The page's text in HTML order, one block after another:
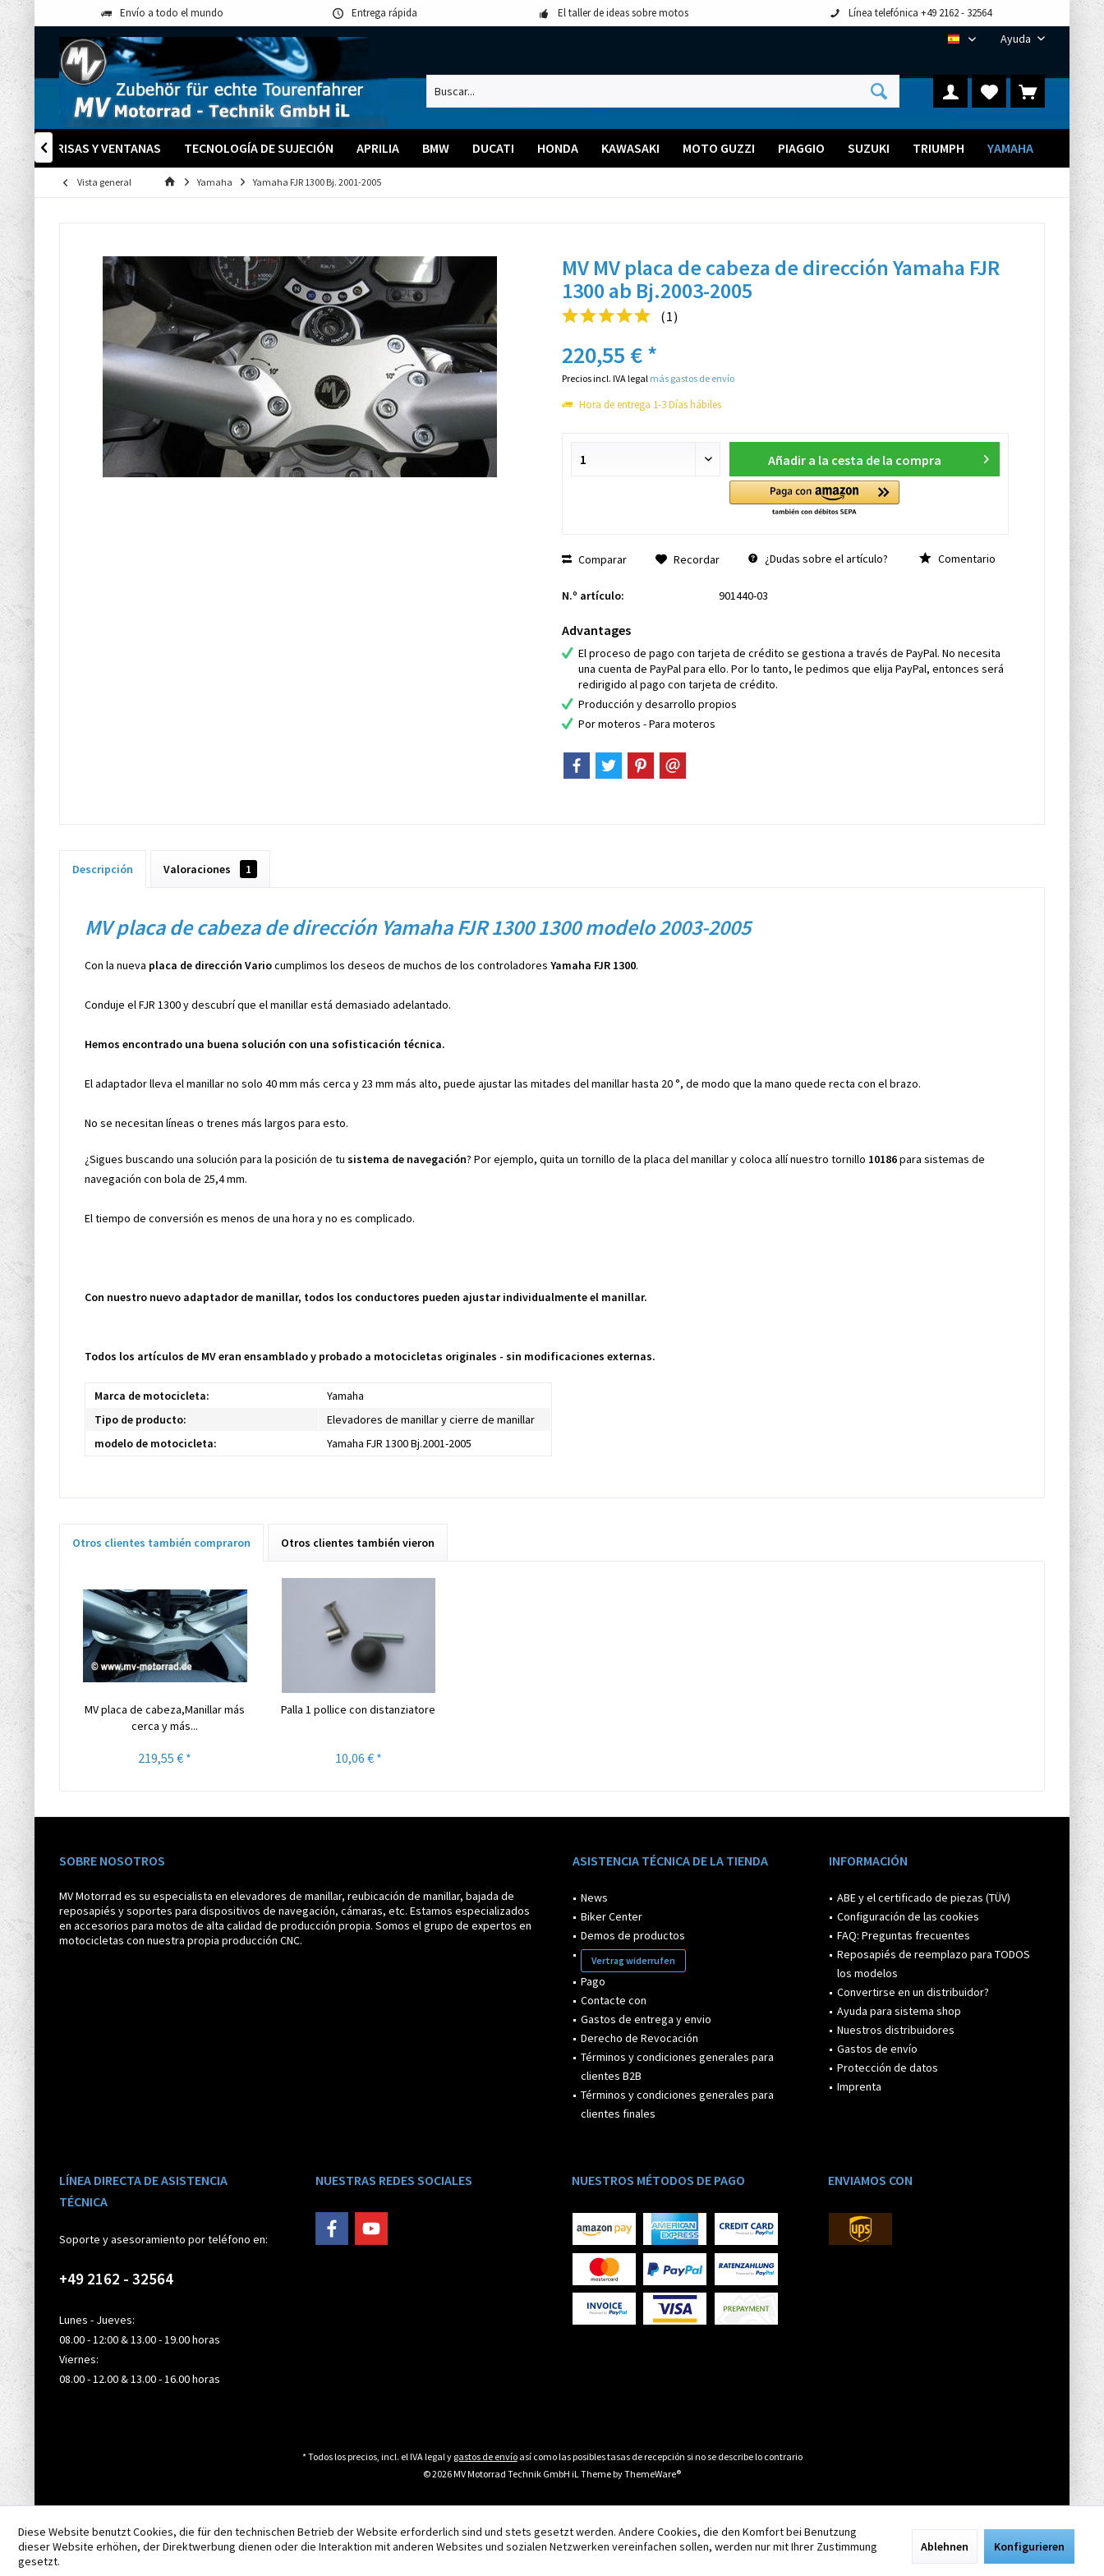
Envío a todo el mundo Entrega rápida El taller de ideas sobre motos Línea telefónica +49 2162 - 32564
ES Ayuda
PARABRISAS Y VENTANAS TECNOLOGÍA DE SUJECIÓN APRILIA BMW DUCATI HONDA KAWASAKI MOTO GUZZI PIAGGIO SUZUKI TRIUMPH YAMAHA

Vista general Yamaha Yamaha FJR 1300 Bj. 2001-2005
MV MV placa de cabeza de dirección Yamaha FJR
1300 ab Bj.2003-2005
(1)
220,55 € *
Precios incl. IVA legal más gastos de envío
Hora de entrega 1-3 Días hábiles
Añadir a la cesta de la compra
Comparar Recordar ¿Dudas sobre el artículo? Comentario
N.º artículo: 901440-03
Advantages
El proceso de pago con tarjeta de crédito se gestiona a través de PayPal. No necesita
una cuenta de PayPal para ello. Por lo tanto, le pedimos que elija PayPal, entonces será
redirigido al pago con tarjeta de crédito.
Producción y desarrollo propios
Por moteros - Para moteros
Descripción Valoraciones 1
MV placa de cabeza de dirección Yamaha FJR 1300 1300 modelo 2003-2005
Con la nueva placa de dirección Variocumplimos los deseos de muchos de los controladores Yamaha FJR 1300.
Conduje el FJR 1300 y descubrí que el manillar está demasiado adelantado.
Hemos encontrado una buena solución con una sofisticación técnica.
El adaptador lleva el manillar no solo 40 mm más cerca y 23 mm más alto, puede ajustar las mitades del manillar hasta 20 °, de modo que la mano quede recta con el brazo.
No se necesitan líneas o trenes más largos para esto.
¿Sigues buscando una solución para la posición de tu sistema de navegación? Por ejemplo, quita un tornillo de la placa del manillar y coloca allí nuestro tornillo 10186para sistemas de
navegación con bola de 25,4 mm.
El tiempo de conversión es menos de una hora y no es complicado.
Con nuestro nuevo adaptador de manillar, todos los conductores pueden ajustar individualmente el manillar.
Todos los artículos de MV eran ensamblado y probado a motocicletas originales - sin modificaciones externas.
Marca de motocicleta:
Yamaha
Tipo de producto:
Elevadores de manillar y cierre de manillar
modelo de motocicleta:
Yamaha FJR 1300 Bj.2001-2005
Otros clientes también compraron Otros clientes también vieron
MV placa de cabeza,Manillar más
cerca y más...
219,55 € *
Palla 1 pollice con distanziatore
10,06 € *
SOBRE NOSOTROS
MV Motorrad es su especialista en elevadores de manillar, reubicación de manillar, bajada de
reposapiés y soportes para dispositivos de navegación, cámaras, etc. Estamos especializados
en accesorios para motos de alta calidad de producción propia. Somos el grupo de expertos en
motocicletas con nuestra propia producción CNC.
ASISTENCIA TÉCNICA DE LA TIENDA
News
Biker Center
Demos de productos
Vertrag widerrufen
Pago
Contacte con
Gastos de entrega y envio
Derecho de Revocación
Términos y condiciones generales para
clientes B2B
Términos y condiciones generales para
clientes finales
INFORMACIÓN
ABE y el certificado de piezas (TÜV)
Configuración de las cookies
FAQ: Preguntas frecuentes
Reposapiés de reemplazo para TODOS
los modelos
Convertirse en un distribuidor?
Ayuda para sistema shop
Nuestros distribuidores
Gastos de envío
Protección de datos
Imprenta
LÍNEA DIRECTA DE ASISTENCIA
TÉCNICA
Soporte y asesoramiento por teléfono en:
+49 2162 - 32564
Lunes - Jueves:
08.00 - 12:00 & 13.00 - 19.00 horas
Viernes:
08.00 - 12.00 & 13.00 - 16.00 horas
NUESTRAS REDES SOCIALES NUESTROS MÉTODOS DE PAGO ENVIAMOS CON
* Todos los precios, incl. el IVA legal y gastos de envíoasí como las posibles tasas de recepción si no se describe lo contrario
© 2026 MV Motorrad Technik GmbH iL Theme byThemeWare®
Diese Website benutzt Cookies, die für den technischen Betrieb der Website erforderlich sind und stets gesetzt werden. Andere Cookies, die den Komfort bei Benutzung
dieser Website erhöhen, der Direktwerbung dienen oder die Interaktion mit anderen Websites und sozialen Netzwerken vereinfachen sollen, werden nur mit Ihrer Zustimmung
gesetzt.
Ablehnen Konfigurieren